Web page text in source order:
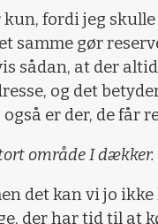
kun, fordi jeg
samme gør
sådan, at der
og det
er der, de får
område I
det kan vi jo
der har tid til at